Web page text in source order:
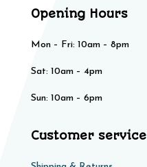
Opening Hours
Mon – Fri: 10am – 8pm
Sat: 10am – 4pm​​
Sun: 10am – 6pm
Customer service